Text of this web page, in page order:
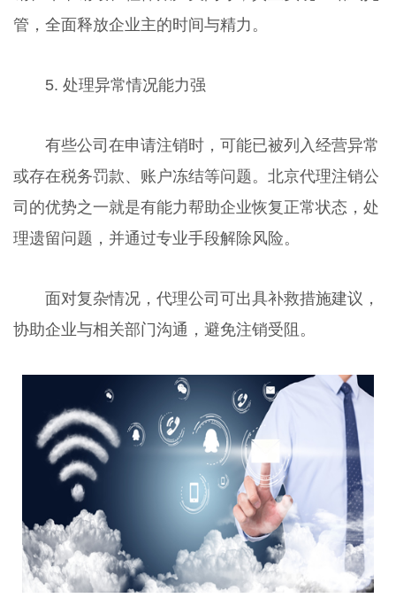
管，全面释放企业主的时间与精力。
5. 处理异常情况能力强
有些公司在申请注销时，可能已被列入经营异常
或存在税务罚款、账户冻结等问题。北京代理注销公
司的优势之一就是有能力帮助企业恢复正常状态，处
理遗留问题，并通过专业手段解除风险。
面对复杂情况，代理公司可出具补救措施建议，
协助企业与相关部门沟通，避免注销受阻。